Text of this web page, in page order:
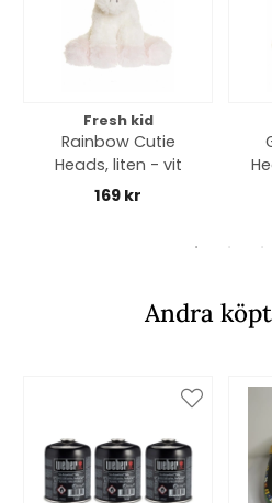
Fresh kid
Rainbow Cutie
Heads, liten - vit
169 kr
Andra